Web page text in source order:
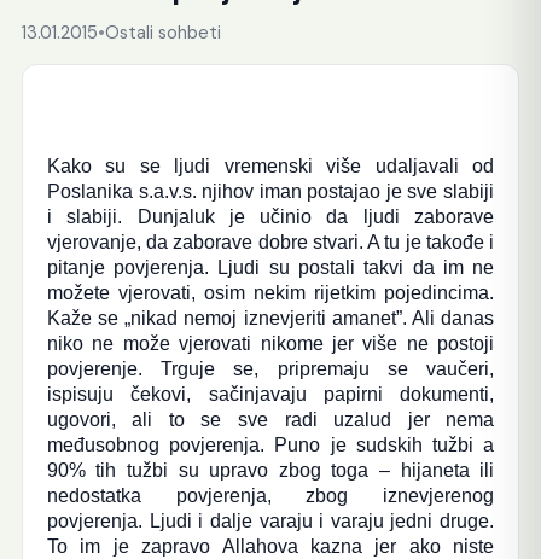
13.01.2015•Ostali sohbeti
Kako su se ljudi vremenski više udaljavali od
Poslanika s.a.v.s. njihov iman postajao je sve slabiji
i slabiji. Dunjaluk je učinio da ljudi zaborave
vjerovanje, da zaborave dobre stvari. A tu je takođe i
pitanje povjerenja. Ljudi su postali takvi da im ne
možete vjerovati, osim nekim rijetkim pojedincima.
Kaže se „nikad nemoj iznevjeriti amanet”. Ali danas
niko ne može vjerovati nikome jer više ne postoji
povjerenje. Trguje se, pripremaju se vaučeri,
ispisuju čekovi, sačinjavaju papirni dokumenti,
ugovori, ali to se sve radi uzalud jer nema
međusobnog povjerenja. Puno je sudskih tužbi a
90% tih tužbi su upravo zbog toga – hijaneta ili
nedostatka povjerenja, zbog iznevjerenog
povjerenja. Ljudi i dalje varaju i varaju jedni druge.
To im je zapravo Allahova kazna jer ako niste